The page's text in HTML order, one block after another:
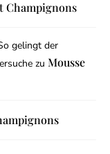
Champignons
gelingt der
zu Mousse